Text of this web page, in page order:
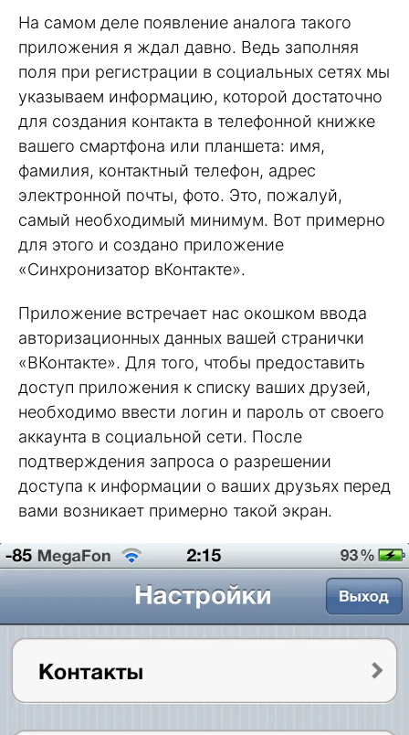
На самом деле появление аналога такого
приложения я ждал давно. Ведь заполняя
поля при регистрации в социальных сетях мы
указываем информацию, которой достаточно
для создания контакта в телефонной книжке
вашего смартфона или планшета: имя,
фамилия, контактный телефон, адрес
электронной почты, фото. Это, пожалуй,
самый необходимый минимум. Вот примерно
для этого и создано приложение
«Синхронизатор вКонтакте».
Приложение встречает нас окошком ввода
авторизационных данных вашей странички
«ВКонтакте». Для того, чтобы предоставить
доступ приложения к списку ваших друзей,
необходимо ввести логин и пароль от своего
аккаунта в социальной сети. После
подтверждения запроса о разрешении
доступа к информации о ваших друзьях перед
вами возникает примерно такой экран.